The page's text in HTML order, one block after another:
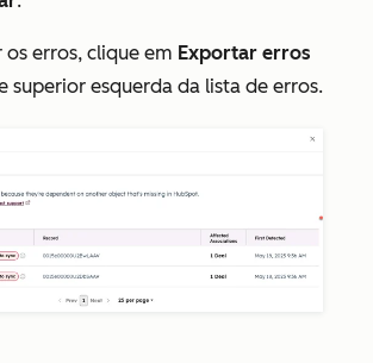
os erros, clique em Exportar erros
superior esquerda da lista de erros.